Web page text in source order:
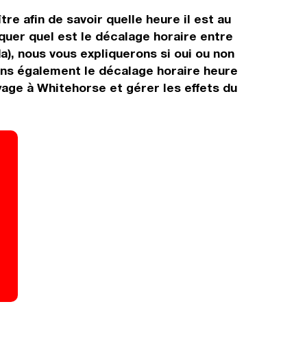
afin de savoir quelle heure il est au
quel est le décalage horaire entre
nous vous expliquerons si oui ou non
également le décalage horaire heure
à Whitehorse et gérer les effets du